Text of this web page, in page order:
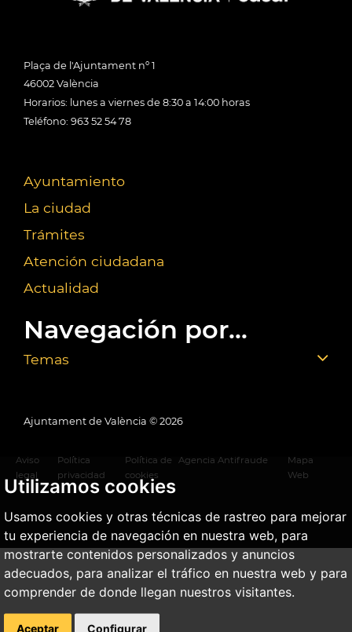
Utilizamos cookies
Usamos cookies y otras técnicas de rastreo para mejorar
tu experiencia de navegación en nuestra web, para
mostrarte contenidos personalizados y anuncios
adecuados, para analizar el tráfico en nuestra web y para
comprender de donde llegan nuestros visitantes.
Aceptar Configurar
Plaça de l'Ajuntament nº 1
46002 València
Horarios: lunes a viernes de 8:30 a 14:00 horas
Teléfono: 963 52 54 78
Ayuntamiento
La ciudad
Trámites
Atención ciudadana
Actualidad
Navegación por...
Temas
Ajuntament de València © 2026
Aviso
legal
Política
privacidad
Política de
cookies
Agencia Antifraude
Mapa
Web